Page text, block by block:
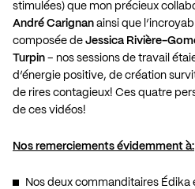
stimulées) que mon précieux
André Carignan ainsi que
composée de Jessica Rivière-
Turpin – nos sessions de travail
d’énergie positive, de création
de rires contagieux! Ces quatre
de ces vidéos!
Nos remerciements évidemment à:
Nos deux commanditaires Édika